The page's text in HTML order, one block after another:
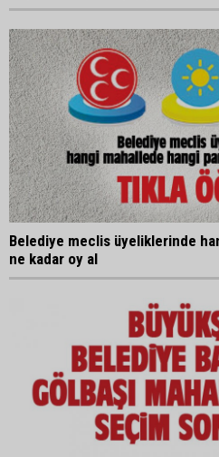
Belediye meclis üyeliklerinde
ne kadar oy al